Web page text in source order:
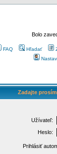
Bolo
FAQ Hľadať
Zadajte
Užívateľ:
Heslo:
Prihlásiť